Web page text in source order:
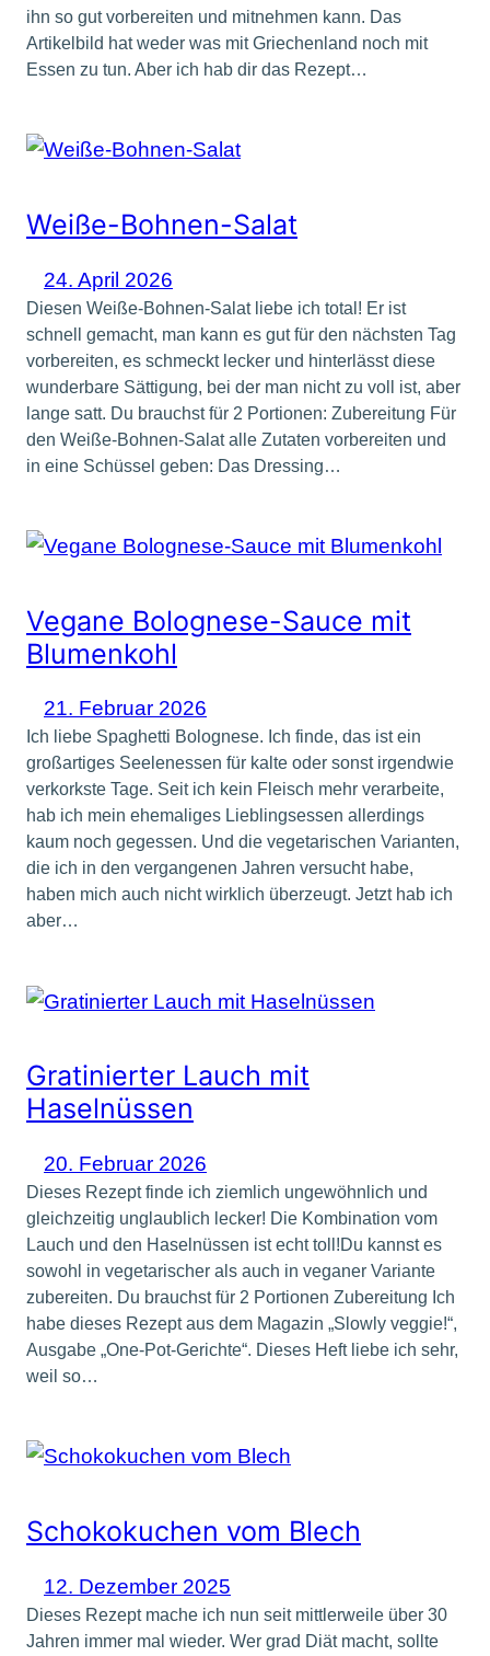
ihn so gut vorbereiten und mitnehmen kann. Das
Artikelbild hat weder was mit Griechenland noch mit
Essen zu tun. Aber ich hab dir das Rezept…
Weiße-Bohnen-Salat
24. April 2026
Diesen Weiße-Bohnen-Salat liebe ich total! Er ist
schnell gemacht, man kann es gut für den nächsten Tag
vorbereiten, es schmeckt lecker und hinterlässt diese
wunderbare Sättigung, bei der man nicht zu voll ist, aber
lange satt. Du brauchst für 2 Portionen: Zubereitung Für
den Weiße-Bohnen-Salat alle Zutaten vorbereiten und
in eine Schüssel geben: Das Dressing…
Vegane Bolognese-Sauce mit
Blumenkohl
21. Februar 2026
Ich liebe Spaghetti Bolognese. Ich finde, das ist ein
großartiges Seelenessen für kalte oder sonst irgendwie
verkorkste Tage. Seit ich kein Fleisch mehr verarbeite,
hab ich mein ehemaliges Lieblingsessen allerdings
kaum noch gegessen. Und die vegetarischen Varianten,
die ich in den vergangenen Jahren versucht habe,
haben mich auch nicht wirklich überzeugt. Jetzt hab ich
aber…
Gratinierter Lauch mit
Haselnüssen
20. Februar 2026
Dieses Rezept finde ich ziemlich ungewöhnlich und
gleichzeitig unglaublich lecker! Die Kombination vom
Lauch und den Haselnüssen ist echt toll!Du kannst es
sowohl in vegetarischer als auch in veganer Variante
zubereiten. Du brauchst für 2 Portionen Zubereitung Ich
habe dieses Rezept aus dem Magazin „Slowly veggie!“,
Ausgabe „One-Pot-Gerichte“. Dieses Heft liebe ich sehr,
weil so…
Schokokuchen vom Blech
12. Dezember 2025
Dieses Rezept mache ich nun seit mittlerweile über 30
Jahren immer mal wieder. Wer grad Diät macht, sollte